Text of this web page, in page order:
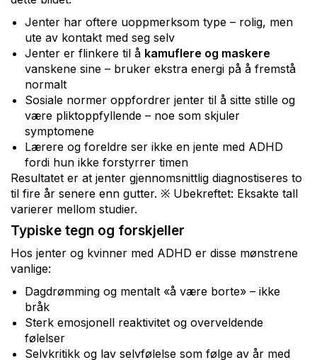
Jenter har oftere uoppmerksom type – rolig, men
ute av kontakt med seg selv
Jenter er flinkere til å kamuflere og maskere
vanskene sine – bruker ekstra energi på å fremstå
normalt
Sosiale normer oppfordrer jenter til å sitte stille og
være pliktoppfyllende – noe som skjuler
symptomene
Lærere og foreldre ser ikke en jente med ADHD
fordi hun ikke forstyrrer timen
Resultatet er at jenter gjennomsnittlig diagnostiseres to
til fire år senere enn gutter. ※ Ubekreftet: Eksakte tall
varierer mellom studier.
Typiske tegn og forskjeller
Hos jenter og kvinner med ADHD er disse mønstrene
vanlige:
Dagdrømming og mentalt «å være borte» – ikke
bråk
Sterk emosjonell reaktivitet og overveldende
følelser
Selvkritikk og lav selvfølelse som følge av år med